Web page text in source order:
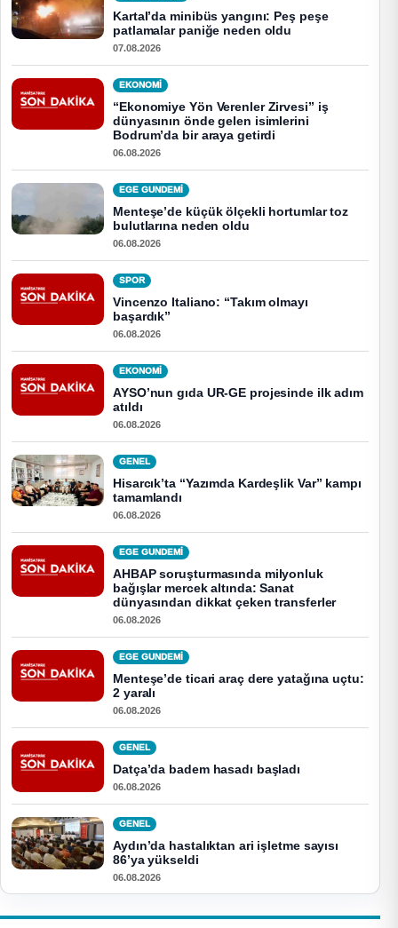
Kartal’da minibüs yangını: Peş peşe
patlamalar paniğe neden oldu
07.08.2026
EKONOMI
“Ekonomiye Yön Verenler Zirvesi” iş
dünyasının önde gelen isimlerini
Bodrum’da bir araya getirdi
06.08.2026
EGE GUNDEMİ
Menteşe’de küçük ölçekli hortumlar toz
bulutlarına neden oldu
06.08.2026
SPOR
Vincenzo Italiano: “Takım olmayı
başardık”
06.08.2026
EKONOMI
AYSO’nun gıda UR-GE projesinde ilk adım
atıldı
06.08.2026
GENEL
Hisarcık’ta “Yazımda Kardeşlik Var” kampı
tamamlandı
06.08.2026
EGE GUNDEMİ
AHBAP soruşturmasında milyonluk
bağışlar mercek altında: Sanat
dünyasından dikkat çeken transferler
06.08.2026
EGE GUNDEMİ
Menteşe’de ticari araç dere yatağına uçtu:
2 yaralı
06.08.2026
GENEL
Datça’da badem hasadı başladı
06.08.2026
GENEL
Aydın’da hastalıktan ari işletme sayısı
86’ya yükseldi
06.08.2026